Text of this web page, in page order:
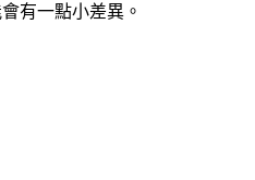
有一點小差異。